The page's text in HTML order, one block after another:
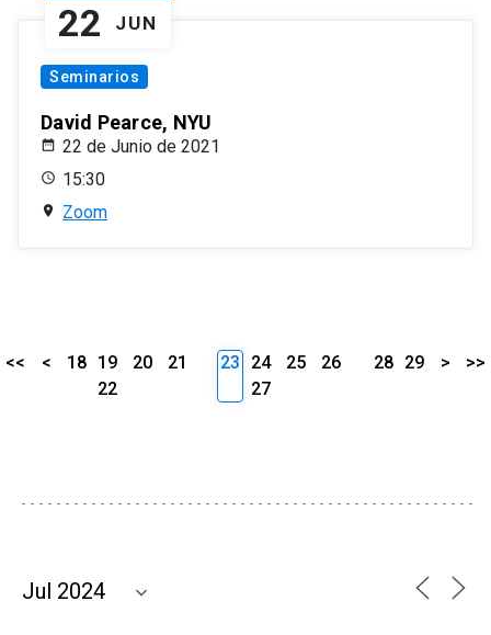
22 JUN
Seminarios
David Pearce, NYU
22 de Junio de 2021
15:30
Zoom
<< < 18 19 20
21
22
23 24 25
26
27
28 29 > >>